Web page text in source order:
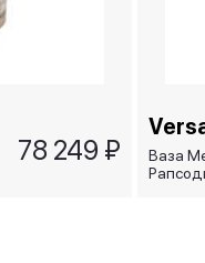
78 249 ₽
Ваза